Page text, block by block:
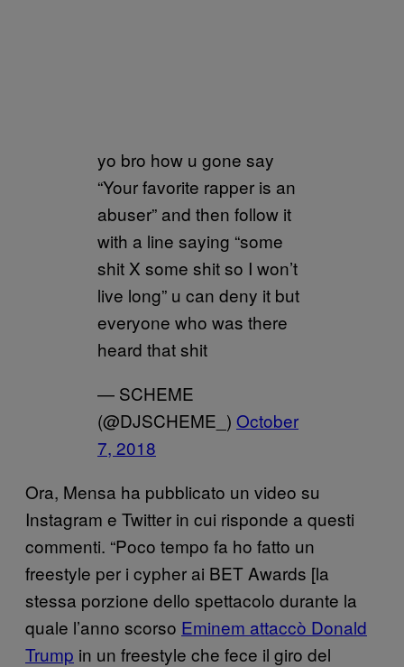
yo bro how u gone say
“Your favorite rapper is an
abuser” and then follow it
with a line saying “some
shit X some shit so I won’t
live long” u can deny it but
everyone who was there
heard that shit
— SCHEME
(@DJSCHEME_) October
7, 2018
Ora, Mensa ha pubblicato un video su
Instagram e Twitter in cui risponde a questi
commenti. “Poco tempo fa ho fatto un
freestyle per i cypher ai BET Awards [la
stessa porzione dello spettacolo durante la
quale l’anno scorso Eminem attaccò Donald
Trump in un freestyle che fece il giro del